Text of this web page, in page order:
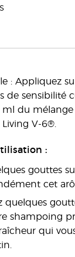
: Appliquez
de sensibilité
du mélange
V-6®.
:
gouttes
cet
quelques
shampoing
qui